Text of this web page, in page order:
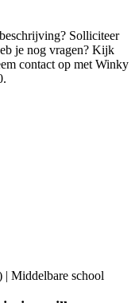
Solliciteer
je nog vragen? Kijk
contact op met Winky
| Middelbare school